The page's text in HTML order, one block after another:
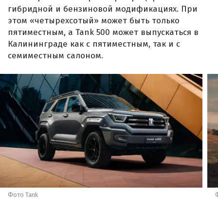
гибридной и бензиновой модификациях. При
этом «четырехсотый» может быть только
пятиместным, а Tank 500 может выпускаться в
Калининграде как с пятиместным, так и с
семиместным салоном.
Фото Tank